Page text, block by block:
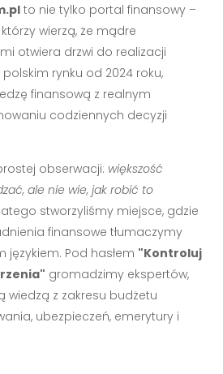
to nie tylko portal finansowy –
wierzą, że mądre
otwiera drzwi do realizacji
rynku od 2024 roku,
finansową z realnym
codziennych decyzji
obserwacji: większość
ale nie wie, jak robić to
stworzyliśmy miejsce, gdzie
finansowe tłumaczymy
językiem. Pod hasłem "Kontroluj
gromadzimy ekspertów,
wiedzą z zakresu budżetu
ubezpieczeń, emerytury i